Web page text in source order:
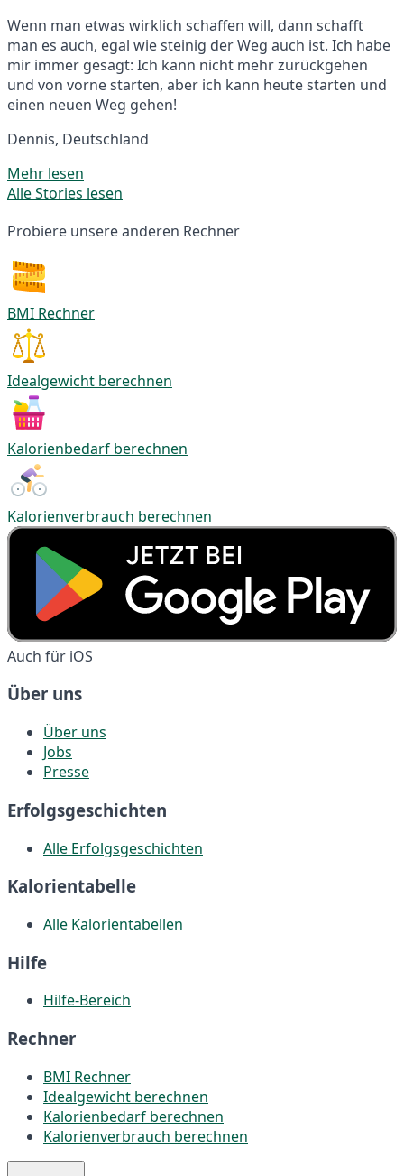
Wenn man etwas wirklich schaffen will, dann schafft
man es auch, egal wie steinig der Weg auch ist. Ich habe
mir immer gesagt: Ich kann nicht mehr zurückgehen
und von vorne starten, aber ich kann heute starten und
einen neuen Weg gehen!
Dennis, Deutschland
Mehr lesen
Alle Stories lesen
Probiere unsere anderen Rechner
BMI Rechner
Idealgewicht berechnen
Kalorienbedarf berechnen
Kalorienverbrauch berechnen
Auch für iOS
Über uns
Über uns
Jobs
Presse
Erfolgsgeschichten
Alle Erfolgsgeschichten
Kalorientabelle
Alle Kalorientabellen
Hilfe
Hilfe-Bereich
Rechner
BMI Rechner
Idealgewicht berechnen
Kalorienbedarf berechnen
Kalorienverbrauch berechnen